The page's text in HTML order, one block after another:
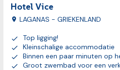
Hotel Vice
LAGANAS - GRIEKENLAND
Top ligging!
Kleinschalige accommodatie
Binnen een paar minuten op
Groot zwembad voor een